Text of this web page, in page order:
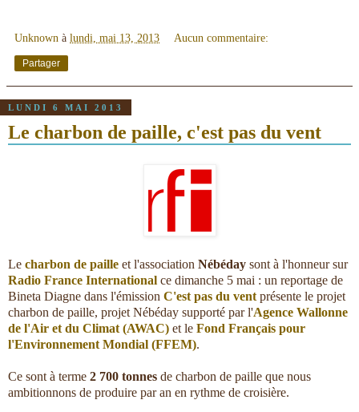
Unknown à lundi, mai 13, 2013 Aucun commentaire:
Partager
LUNDI 6 MAI 2013
Le charbon de paille, c'est pas du vent
Le charbon de paille et l'association Nébéday sont à l'honneur sur
Radio France International ce dimanche 5 mai : un reportage de
Bineta Diagne dans l'émission C'est pas du vent présente le projet
charbon de paille, projet Nébéday supporté par l'Agence Wallonne
de l'Air et du Climat (AWAC) et le Fond Français pour
l'Environnement Mondial (FFEM).
Ce sont à terme 2 700 tonnes de charbon de paille que nous
ambitionnons de produire par an en rythme de croisière.